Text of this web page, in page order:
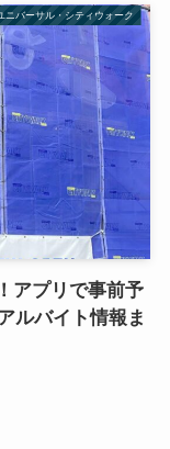
ニバーサル・シティウォーク
アプリで事前予
ルバイト情報ま